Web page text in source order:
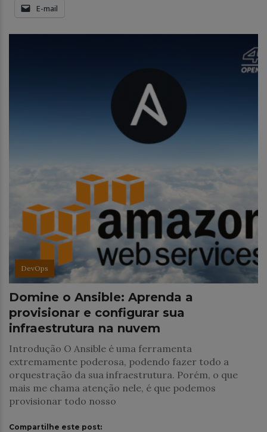
E-mail
DevOps
Domine o Ansible: Aprenda a
provisionar e configurar sua
infraestrutura na nuvem
Introdução O Ansible é uma ferramenta
extremamente poderosa, podendo fazer todo a
orquestração da sua infraestrutura. Porém, o que
mais me chama atenção nele, é que podemos
provisionar todo nosso
Compartilhe este post: